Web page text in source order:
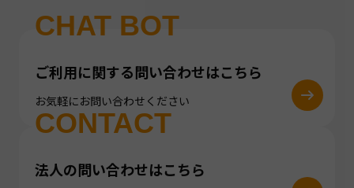
CHAT BOT
ご利用に関する問い合わせはこちら
お気軽にお問い合わせください
CONTACT
法人の問い合わせはこちら